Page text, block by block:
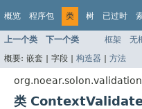
概览 程序包 类 树 已过时
上一个类 下一个类 框架 无
概要: 嵌套 | 字段 | 构造器 | 方法
org.noear.solon.validation
类